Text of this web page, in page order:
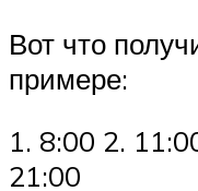
Вот что
примере:
1. 8:00 2.
21:00